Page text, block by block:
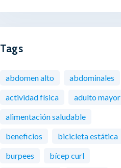
Tags
abdomen alto
abdominales
actividad física
adulto mayor
alimentación saludable
beneficios
bicicleta estática
burpees
bícep curl